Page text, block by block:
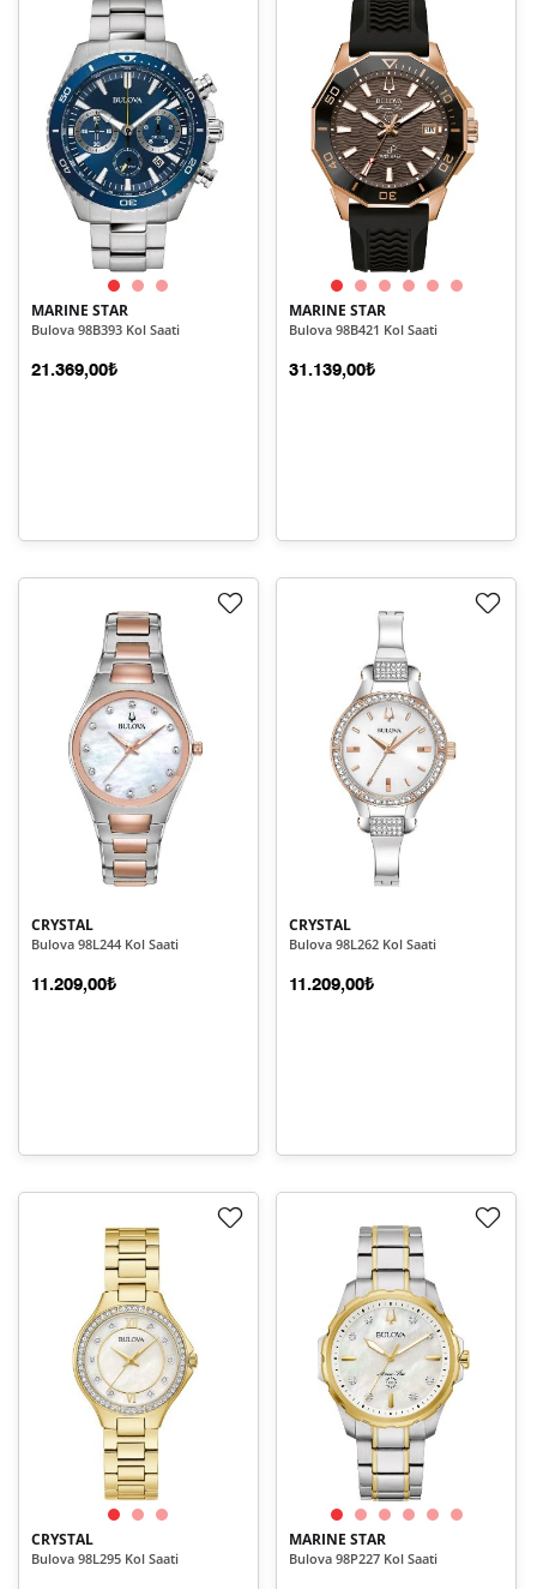
MARINE STAR
Bulova 98B393 Kol Saati
21.369,00₺
MARINE STAR
Bulova 98B421 Kol Saati
31.139,00₺
CRYSTAL
Bulova 98L244 Kol Saati
11.209,00₺
CRYSTAL
Bulova 98L262 Kol Saati
11.209,00₺
CRYSTAL
Bulova 98L295 Kol Saati
MARINE STAR
Bulova 98P227 Kol Saati